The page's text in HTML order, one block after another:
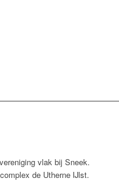
vlak bij Sneek.
de Utherne IJlst.